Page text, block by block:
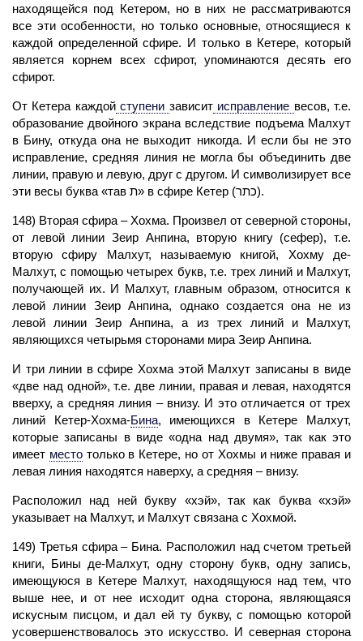
находящейся под Кетером, но в них не рассматриваются
все эти особенности, но только основные, относящиеся к
каждой определенной сфире. И только в Кетере, который
является корнем всех сфирот, упоминаются десять его
сфирот.
От Кетера каждойступени зависитисправление весов, т.е.
образование двойного экрана вследствие подъемаМалхут
в Бину, откуда она не выходит никогда. И если бы не это
исправление, средняя линия не могла бы объединить две
линии, правую и левую, друг с другом. И символизирует все
эти весы буква «тав ת» в сфире Кетер (כתר).
148) Вторая сфира – Хохма. Произвел от северной стороны,
от левой линии Зеир Анпина, вторую книгу (сефер), т.е.
вторую сфиру Малхут, называемую книгой, Хохму де-
Малхут, с помощью четырех букв, т.е. трех линий и Малхут,
получающей их. И Малхут, главным образом, относится к
левой линии Зеир Анпина, однако создается она не из
левой линии Зеир Анпина, а из трех линий и Малхут,
являющихся четырьмя сторонами мира Зеир Анпина.
И три линии в сфире Хохма этойМалхут записаны в виде
«две над одной», т.е. две линии, правая и левая, находятся
вверху, а средняя линия – внизу. И это отличается от трех
линий Кетер-Хохма-Бина, имеющихся в Кетере Малхут,
которые записаны в виде «одна над двумя», так как это
имеет место только в Кетере, но от Хохмы и ниже правая и
левая линия находятся наверху, а средняя – внизу.
Расположил над ней букву «хэй», так как буква «хэй»
указывает на Малхут, и Малхут связана с Хохмой.
149) Третья сфира–Бина. Расположил над счетом третьей
книги, Бины де-Малхут, одну сторону букв, одну запись,
имеющуюся в Кетере Малхут, находящуюся над тем, что
выше нее, и от нее исходит одна сторона, являющаяся
искусным писцом, и дал ей ту букву, с помощью которой
усовершенствовалось это искусство. И северная сторона